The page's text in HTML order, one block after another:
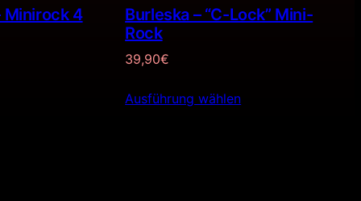
Minirock 4
Burleska – “C-Lock” Mini-
Rock
39,90€
Ausführung wählen